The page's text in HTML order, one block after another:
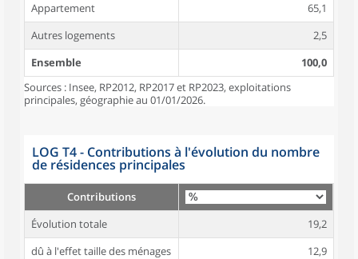
Appartement
65,1
Autres logements
2,5
Ensemble
100,0
Sources : Insee, RP2012, RP2017 et RP2023, exploitations
principales, géographie au 01/01/2026.
LOG T4 - Contributions à l'évolution du nombre
de résidences principales
Contributions
Évolution totale
19,2
dû à l'effet taille des ménages
12,9